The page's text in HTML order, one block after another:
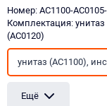
Номер: AC1100-
Комплектация: унитаз
(AC0120)
унитаз (AC1100),
Ещё